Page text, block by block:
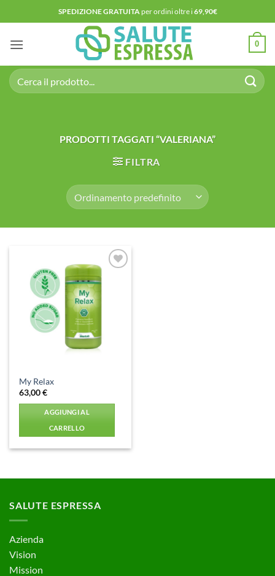
ai
contenuti
SPEDIZIONE GRATUITAper ordini oltre i69,90€
0
Cerca:
PRODOTTI TAGGATI “VALERIANA”
FILTRA
Aggiungi
alla lista
My Relax
63,00€
AGGIUNGI AL
CARRELLO
SALUTE ESPRESSA
Azienda
Vision
Mission